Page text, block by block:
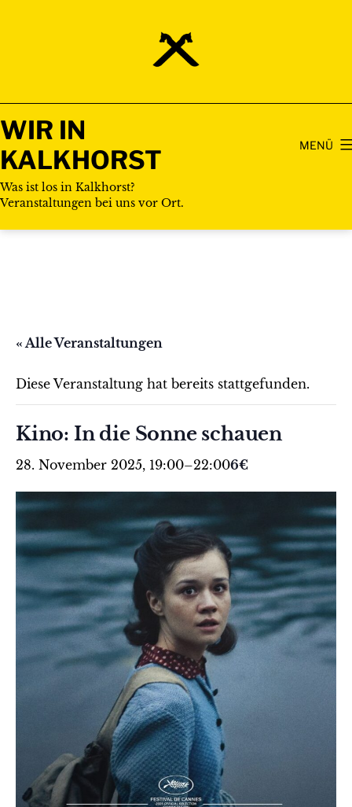
WIR IN
KALKHORST
Was ist los in Kalkhorst?
Veranstaltungen bei uns vor Ort.
MENÜ
« Alle Veranstaltungen
Diese Veranstaltung hat bereits stattgefunden.
Kino: In die Sonne schauen
28. November 2025, 19:00–22:006€